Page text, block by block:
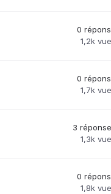
0
1,2k
0
1,7k
3
1,3k
0
1,8k